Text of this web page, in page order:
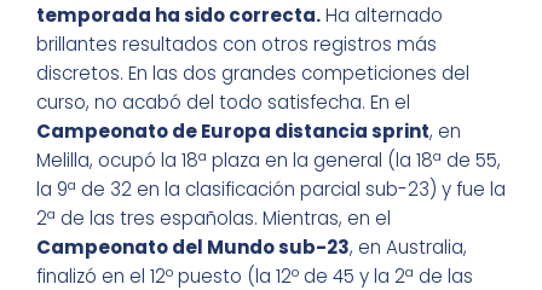
temporada ha sido correcta.Ha alternado
brillantes resultados con otros registros más
discretos. En las dos grandes competiciones del
curso, no acabó del todo satisfecha. En el
Campeonato de Europa distancia sprint, en
Melilla, ocupó la 18ª plaza en la general (la 18ª de 55,
la 9ª de 32 en la clasificación parcial sub-23) y fue la
2ª de las tres españolas. Mientras, en el
Campeonato del Mundo sub-23, en Australia,
finalizó en el 12º puesto (la 12º de 45 y la 2ª de las